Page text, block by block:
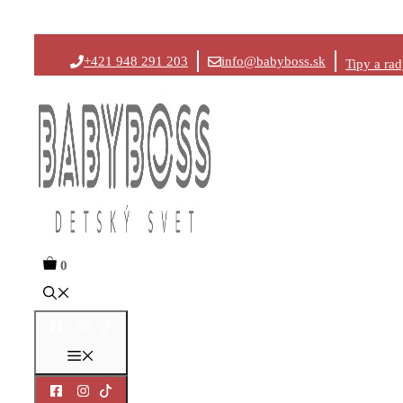
na
+421 948 291 203 info@babyboss.sk Tipy a
0